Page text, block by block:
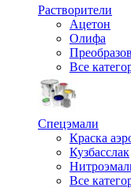
Растворители
Ацетон
Олифа
Все
Спецэмали
Краска
Кузбасслак
Все